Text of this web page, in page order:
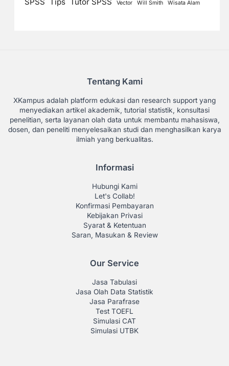
Mark Zuckerberg Notion AI Overthinking Passion
Tentang Kami
XKampus adalah platform edukasi dan research support yang
menyediakan artikel akademik, tutorial statistik, konsultasi
penelitian, serta layanan olah data untuk membantu mahasiswa,
ilmiah yang berkualitas.
Informasi
Hubungi Kami
Let's Collab!
Konfirmasi Pembayaran
Kebijakan Privasi
Saran, Masukan & Review
Our Service
Jasa Tabulasi
Jasa Olah Data Statistik
Jasa Parafrase
Test TOEFL